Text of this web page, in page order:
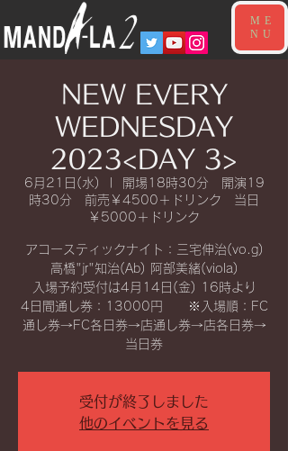
ME
NU
NEW EVERY
WEDNESDAY
2023<DAY 3>
6月21日(水)
開場18時30分 開演19
時30分 前売￥4500＋ドリンク 当日
￥5000＋ドリンク
アコースティックナイト：三宅伸治(vo.g)
高橋"jr"知治(Ab) 阿部美緒(viola)
入場予約受付は4月14日(金) 16時より
4日間通し券：13000円 ※入場順：FC
通し券→FC各日券→店通し券→店各日券→
受付が終了しました
他のイベントを見る